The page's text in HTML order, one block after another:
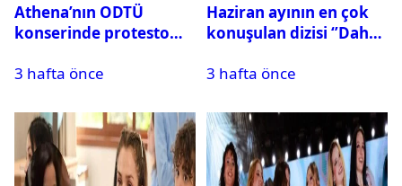
Athena’nın ODTÜ
konserinde protesto
3 hafta önce
Haziran ayının en çok
konuşulan dizisi ‘’Daha
3 hafta önce